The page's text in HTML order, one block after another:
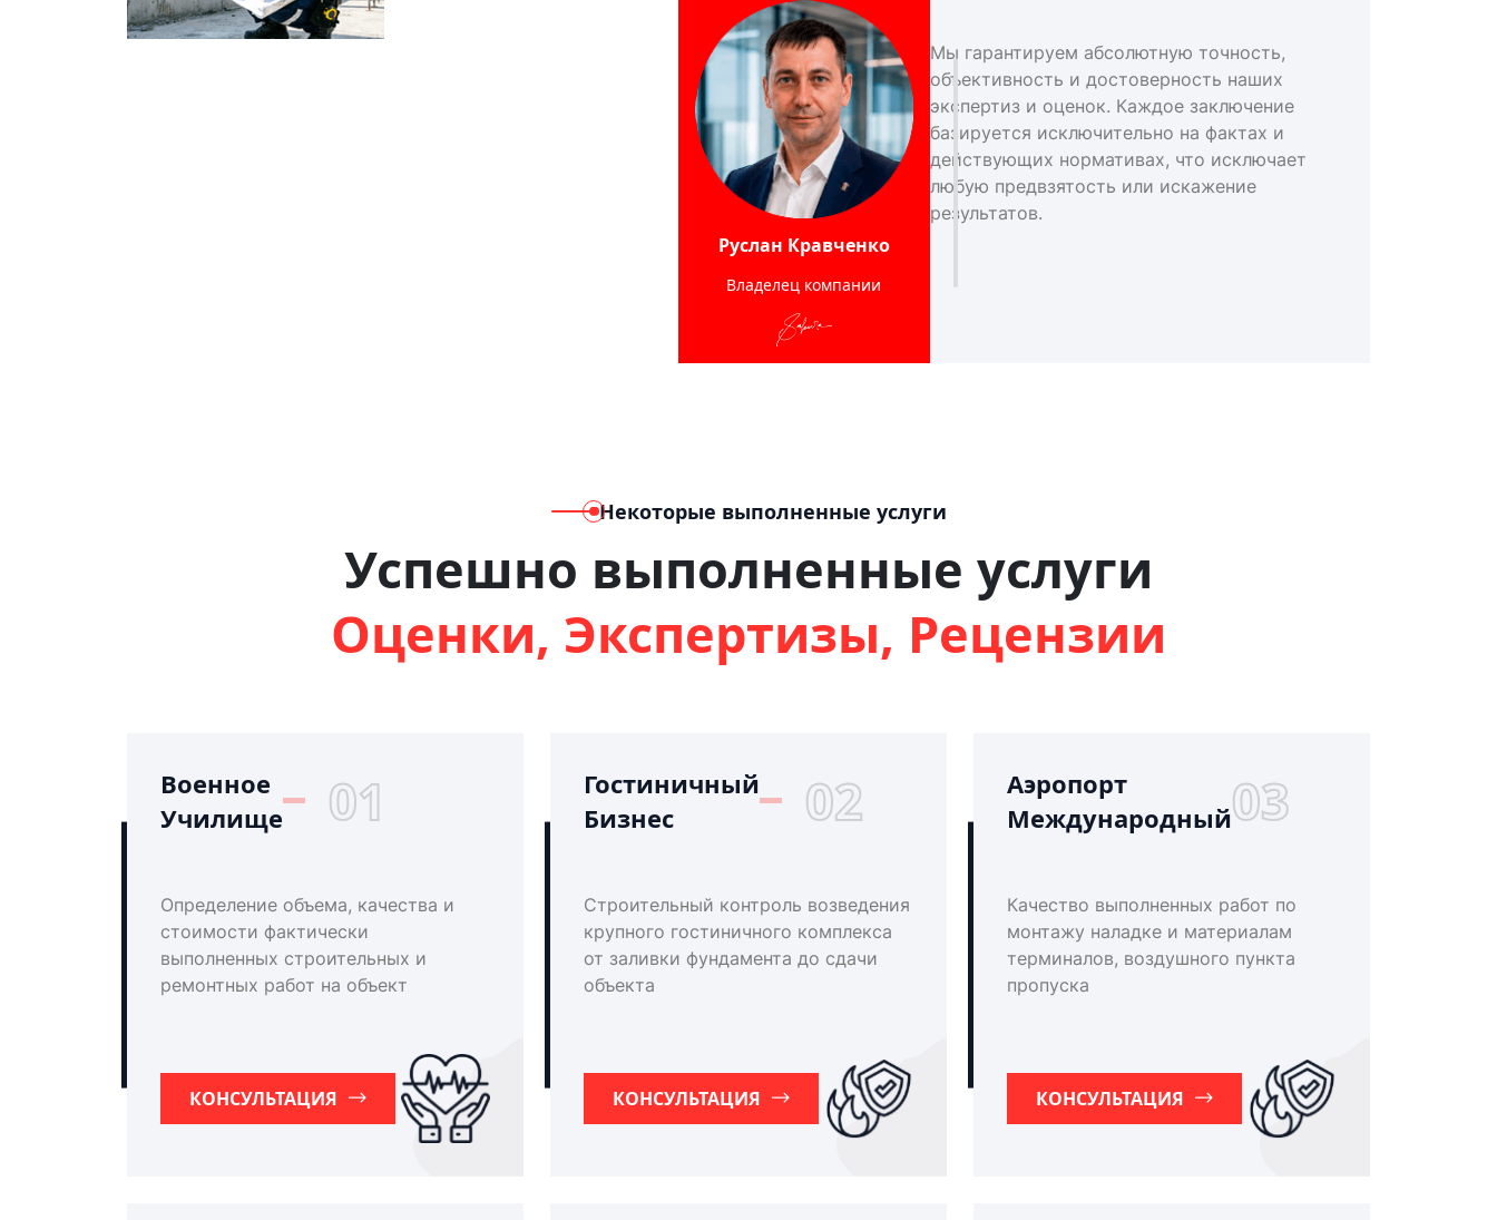
Руслан Кравченко
Владелец компании
Мы гарантируем абсолютную точность,
объективность и достоверность наших
экспертиз и оценок. Каждое заключение
базируется исключительно на фактах и
действующих нормативах, что исключает
любую предвзятость или искажение
результатов.
Некоторые выполненные услуги
Успешно выполненные услуги
Оценки, Экспертизы, Рецензии
Военное
Училище
01
Определение объема, качества и
стоимости фактически
выполненных строительных и
ремонтных работ на объект
КОНСУЛЬТАЦИЯ
Гостиничный
Бизнес
02
Строительный контроль возведения
крупного гостиничного комплекса
от заливки фундамента до сдачи
объекта
КОНСУЛЬТАЦИЯ
Аэропорт
Международный03
Качество выполненных работ по
монтажу наладке и материалам
терминалов, воздушного пункта
пропуска
КОНСУЛЬТАЦИЯ